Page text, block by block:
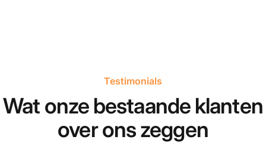
Testimonials
Wat onze bestaande klanten
over ons zeggen